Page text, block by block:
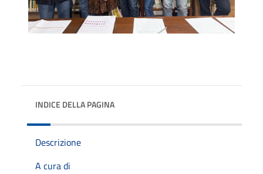
INDICE DELLA PAGINA
Descrizione
A cura di